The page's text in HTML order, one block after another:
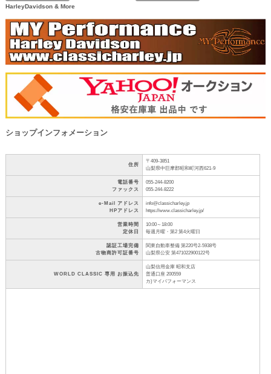
HarleyDavidson & More
ショップインフォメーション
住所
〒409-3851
山梨県中巨摩郡昭和町河西621-9
電話番号
ファックス
055-244-8200
055-244-8222
e-Mail アドレス
HPアドレス
info@classicharley.jp
https://www.classicharley.jp/
営業時間
定休日
10:00～18:00
毎週月曜・第2 第4火曜日
認証工場完備
古物商許可証番号
関東自動車整備 第220号2-5938号
山梨県公安 第471022900122号
WORLD CLASSIC 専用 お振込先
山梨信用金庫 昭和支店
普通口座 200559
カ)マイパフォーマンス